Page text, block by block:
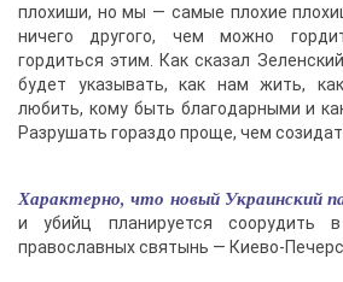
плохиши, но мы — самые плохие
ничего другого, чем можно
гордиться этим. Как сказал
будет указывать, как нам жить,
любить, кому быть благодарными и
Разрушать гораздо проще, чем
Характерно, что новый Украинский
и убийц планируется соорудить
православных святынь — Киево-